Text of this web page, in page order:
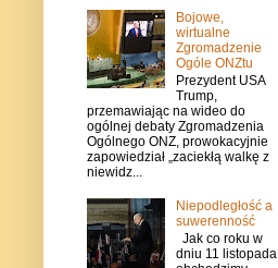
Bojowe,
wirtualne
Zgromadzenie
Ogóle ONZtu
Prezydent USA
Trump,
przemawiając na wideo do
ogólnej debaty Zgromadzenia
Ogólnego ONZ, prowokacyjnie
zapowiedział „zaciekłą walkę z
niewidz...
Niepodległość a
suwerenność
Jak co roku w
dniu 11 listopada